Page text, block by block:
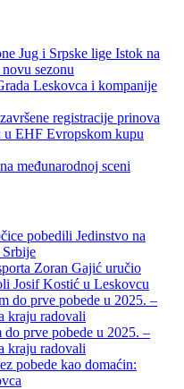
Jug i Srpske lige Istok na
sezonu
Leskovca i kompanije
registracije prinova
u EHF Evropskom kupu
međunarodnoj sceni
pobedili Jedinstvo na
Srbije
Zoran Gajić uručio
Josif Kostić u Leskovcu
do prve pobede u 2025. –
kraju radovali
prve pobede u 2025. –
kraju radovali
pobede kao domaćin: